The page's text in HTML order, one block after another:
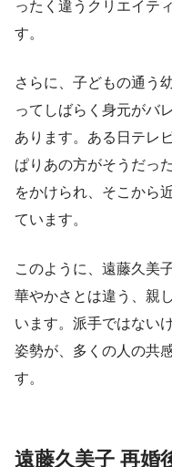
ったく違うクリエイテ
す。
さらに、子どもの通う
ってしばらく身元がバ
あります。ある日テレ
ぱりあの方がそうだっ
をかけられ、そこから
ています。
このように、遠藤久美
華やかさとは違う、親
います。派手ではない
姿勢が、多くの人の共
す。
遠藤久美子 再婚